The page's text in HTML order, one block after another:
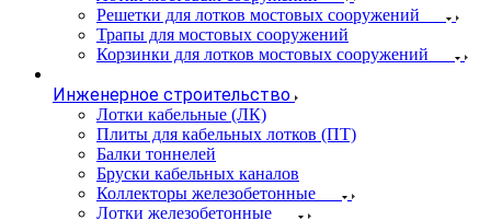
Решетки для лотков мостовых сооружений
Трапы для мостовых сооружений
Корзинки для лотков мостовых сооружений
Инженерное строительство
Лотки кабельные (ЛК)
Плиты для кабельных лотков (ПТ)
Балки тоннелей
Бруски кабельных каналов
Коллекторы железобетонные
Лотки железобетонные